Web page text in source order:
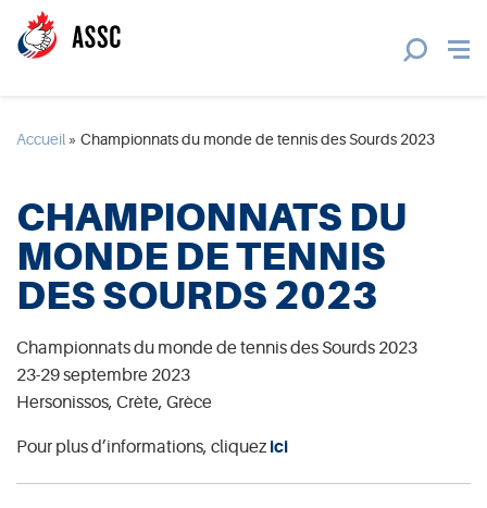
Accueil » Championnats du monde de tennis des Sourds 2023
CHAMPIONNATS DU
MONDE DE TENNIS
DES SOURDS 2023
Championnats du monde de tennis des Sourds 2023
23-29 septembre 2023
Hersonissos, Crète, Grèce
Pour plus d’informations, cliquez ici